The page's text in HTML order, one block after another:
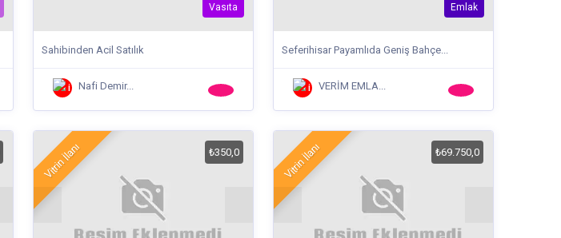
Vasıta
Sahibinden Acil Satılık
Nafi Demir...
Emlak
Seferihisar Payamlıda Geniş Bahçe...
VERİM EMLA...
Vitrin İlanı ₺350,0 Vitrin İlanı ₺69.750,0